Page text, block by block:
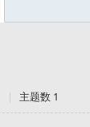
| 主题数 1